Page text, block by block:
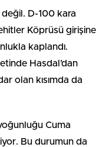
değil. D-100 kara
Köprüsü girişine
kaplandı.
Hasdal’dan
olan kısımda da
Cuma
Bu durumun da